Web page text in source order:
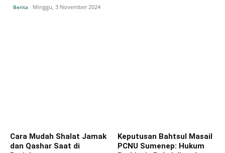
Berita Minggu, 3 November 2024
Cara Mudah Shalat Jamak
dan Qashar Saat di
Keputusan Bahtsul Masail
PCNU Sumenep: Hukum